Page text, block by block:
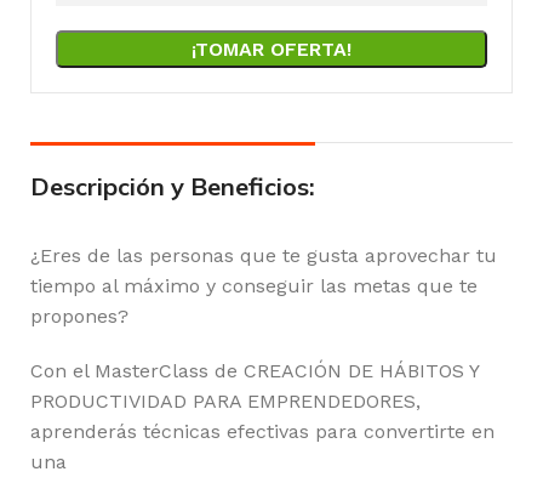
¡TOMAR OFERTA!
Descripción y Beneficios:
¿Eres de las personas que te gusta aprovechar tu
tiempo al máximo y conseguir las metas que te
propones?
Con el MasterClass de CREACIÓN DE HÁBITOS Y
PRODUCTIVIDAD PARA EMPRENDEDORES,
aprenderás técnicas efectivas para convertirte en
una